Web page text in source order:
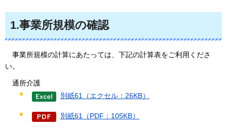
1.事業所規模の確認
事業所規模の計算にあたっては、下記の計算表をご利用くださ
い。
通所介護
別紙61（エクセル：26KB）
別紙61（PDF：105KB）